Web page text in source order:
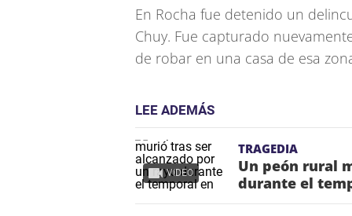
En Rocha fue detenido un
Chuy. Fue capturado
de robar en una casa de esa
LEE ADEMÁS
VIDEO
TRAGEDIA
Un peón rural
durante el